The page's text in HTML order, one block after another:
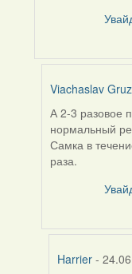
Viachaslav
In
reply
to
by
А 2-3 разовое
нормальный
Самка в
раза.
Harrier -